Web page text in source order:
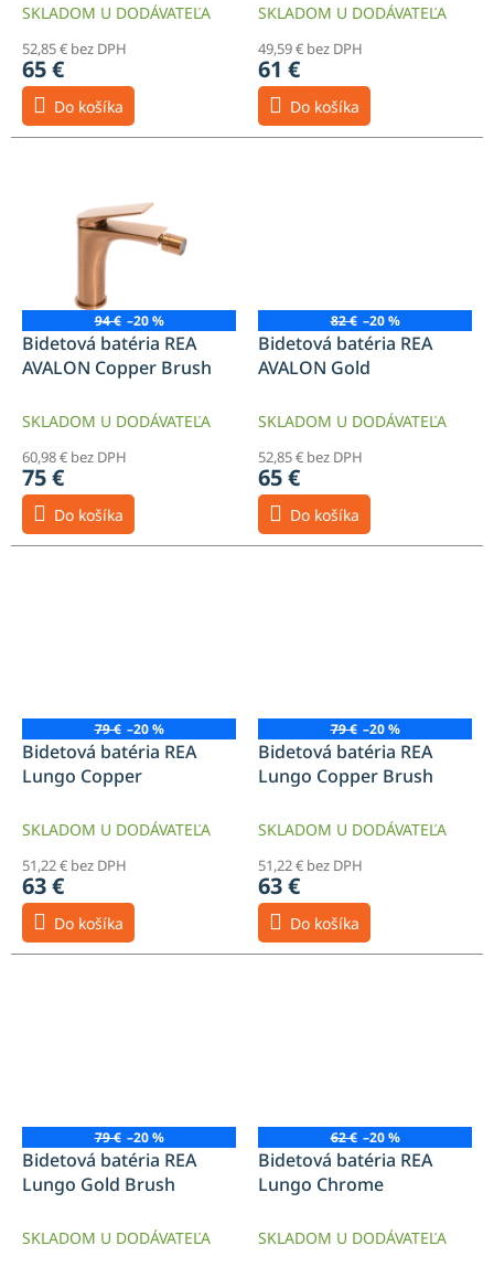
SKLADOM U DODÁVATEĽA
52,85 € bez DPH
65 €
Do košíka
SKLADOM U DODÁVATEĽA
49,59 € bez DPH
61 €
Do košíka
94 € –20 %
Bidetová batéria REA
AVALON Copper Brush
SKLADOM U DODÁVATEĽA
60,98 € bez DPH
75 €
Do košíka
82 € –20 %
Bidetová batéria REA
AVALON Gold
SKLADOM U DODÁVATEĽA
52,85 € bez DPH
65 €
Do košíka
79 € –20 %
Bidetová batéria REA
Lungo Copper
SKLADOM U DODÁVATEĽA
51,22 € bez DPH
63 €
Do košíka
79 € –20 %
Bidetová batéria REA
Lungo Copper Brush
SKLADOM U DODÁVATEĽA
51,22 € bez DPH
63 €
Do košíka
79 € –20 %
Bidetová batéria REA
Lungo Gold Brush
SKLADOM U DODÁVATEĽA
62 € –20 %
Bidetová batéria REA
Lungo Chrome
SKLADOM U DODÁVATEĽA